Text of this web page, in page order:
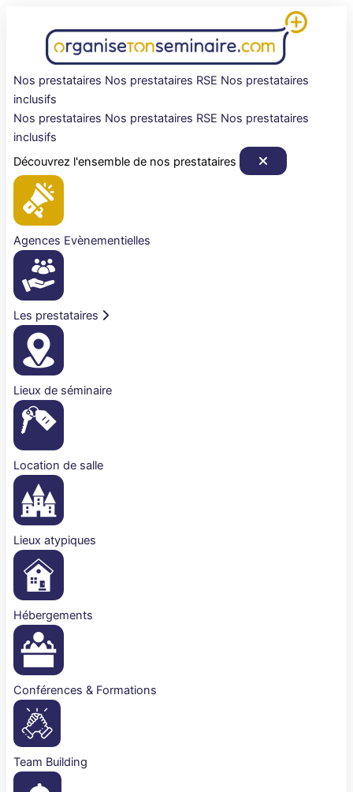
Nos prestataires Nos prestataires RSE Nos prestataires
inclusifs
Nos prestataires Nos prestataires RSE Nos prestataires
inclusifs
Découvrez l'ensemble de nos prestataires
Agences Evènementielles
Les prestataires
Lieux de séminaire
Location de salle
Lieux atypiques
Hébergements
Conférences & Formations
Team Building